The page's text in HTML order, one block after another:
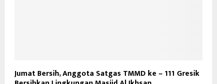
Jumat Bersih, Anggota Satgas TMMD ke – 111 Gresik